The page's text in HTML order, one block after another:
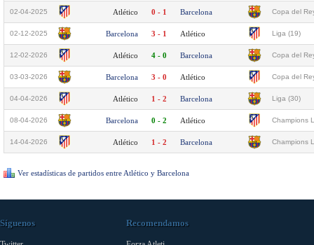
02-04-2025 Atlético 0 - 1 Barcelona Copa del
02-12-2025 Barcelona 3 - 1 Atlético Liga (19)
12-02-2026 Atlético 4 - 0 Barcelona Copa del
03-03-2026 Barcelona 3 - 0 Atlético Copa del
04-04-2026 Atlético 1 - 2 Barcelona Liga (30)
08-04-2026 Barcelona 0 - 2 Atlético Champions
14-04-2026 Atlético 1 - 2 Barcelona Champions
Ver estadísticas de partidos entre Atlético y Barcelona
Síguenos Recomendamos